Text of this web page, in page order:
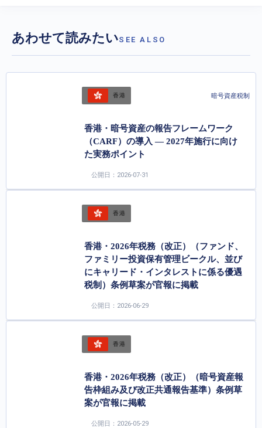
あわせて読みたいSEE ALSO
香港 暗号資産税制
香港・暗号資産の報告フレームワーク
（CARF）の導入 ― 2027年施行に向け
た実務ポイント
公開日：2026-07-31
香港
香港・2026年税務（改正）（ファンド、
ファミリー投資保有管理ビークル、並び
にキャリード・インタレストに係る優遇
税制）条例草案が官報に掲載
公開日：2026-06-29
香港
香港・2026年税務（改正）（暗号資産報
告枠組み及び改正共通報告基準）条例草
案が官報に掲載
公開日：2026-05-29